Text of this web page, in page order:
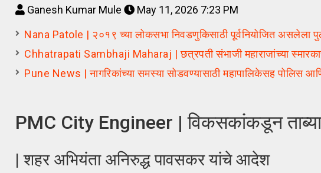
Ganesh Kumar Mule
May 11, 2026 7:23 PM
Nana Patole | २०१९ च्या लोकसभा निवडणुकिसाठी पूर्वनियोजित असलेला
Chhatrapati Sambhaji Maharaj | छत्रपती संभाजी महाराजांच्या स्मारकाचे
Pune News | नागरिकांच्या समस्या सोडवण्यासाठी महापालिकेसह पोलिस
PMC City Engineer | विकसकांकडून
| शहर अभियंता अनिरुद्ध पावसकर यांचे आदेश